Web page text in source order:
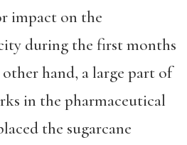
impact on the
during the first months
hand, a large part of
in the pharmaceutical
the sugarcane